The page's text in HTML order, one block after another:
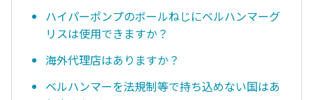
ハイパーポンプのボールねじにベルハンマーグ
リスは使用できますか？
海外代理店はありますか？
ベルハンマーを法規制等で持ち込めない国はあ